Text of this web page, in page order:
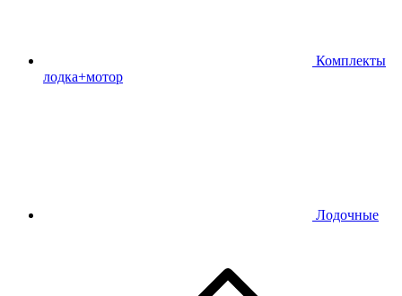
Комплекты
лодка+мотор
Лодочные